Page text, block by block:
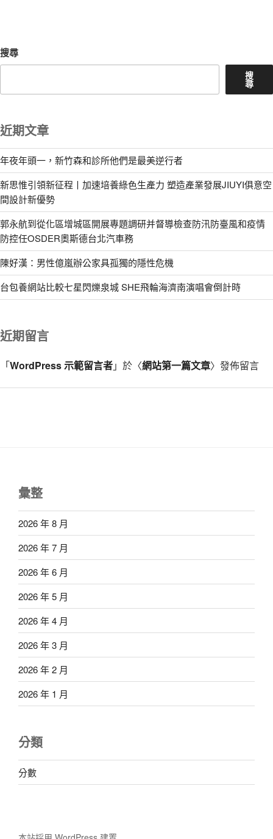
搜尋
搜
尋
近期文章
年夜年頭一，新竹森和診所他們是最美逆行者
新思惟引領新征程丨加速培養綠色生產力 塑造產業發展JIUYI俱意空
間設計新優勢
郭永航到從化區增城區開展專題調研并督導檢查防汛防臺風和疫情
防控任OSDER奧斯德台北汽車務
陳好漢：男性億嵐辦公家具孤獨的隱性危機
台包養網站比較七星閃爍泉城 SHE飛輪海濟南演唱會倒計時
近期留言
「WordPress 示範留言者」於〈網站第一篇文章〉發佈留言
彙整
2026 年 8 月
2026 年 7 月
2026 年 6 月
2026 年 5 月
2026 年 4 月
2026 年 3 月
2026 年 2 月
2026 年 1 月
分類
分數